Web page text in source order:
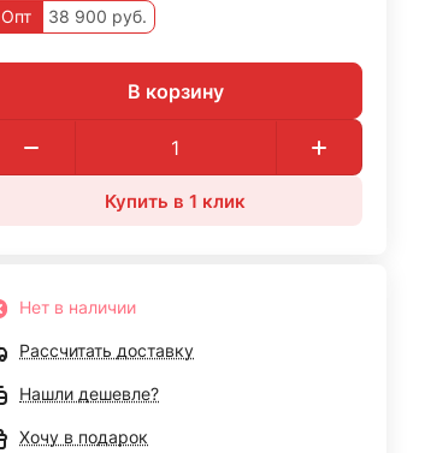
Опт 38 900 руб.
В корзину
Купить в 1 клик
Нет в наличии
Рассчитать доставку
Нашли дешевле?
Хочу в подарок